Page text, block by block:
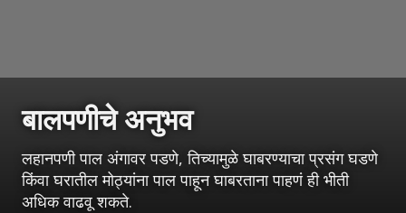
बालपणीचे अनुभव
लहानपणी पाल अंगावर पडणे, तिच्यामुळे घाबरण्याचा प्रसंग घडणे
किंवा घरातील मोठ्यांना पाल पाहून घाबरताना पाहणं ही भीती
अधिक वाढवू शकते.